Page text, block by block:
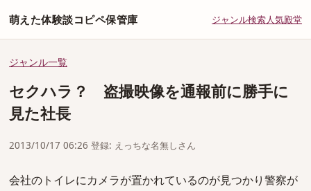
萌えた体験談コピペ保管庫 ジャンル検索人気殿堂
ジャンル一覧
セクハラ？ 盗撮映像を通報前に勝手に
見た社長
2013/10/17 06:26 登録: えっちな名無しさん
会社のトイレにカメラが置かれているのが見つかり警察が